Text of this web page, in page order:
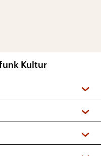
Kultur